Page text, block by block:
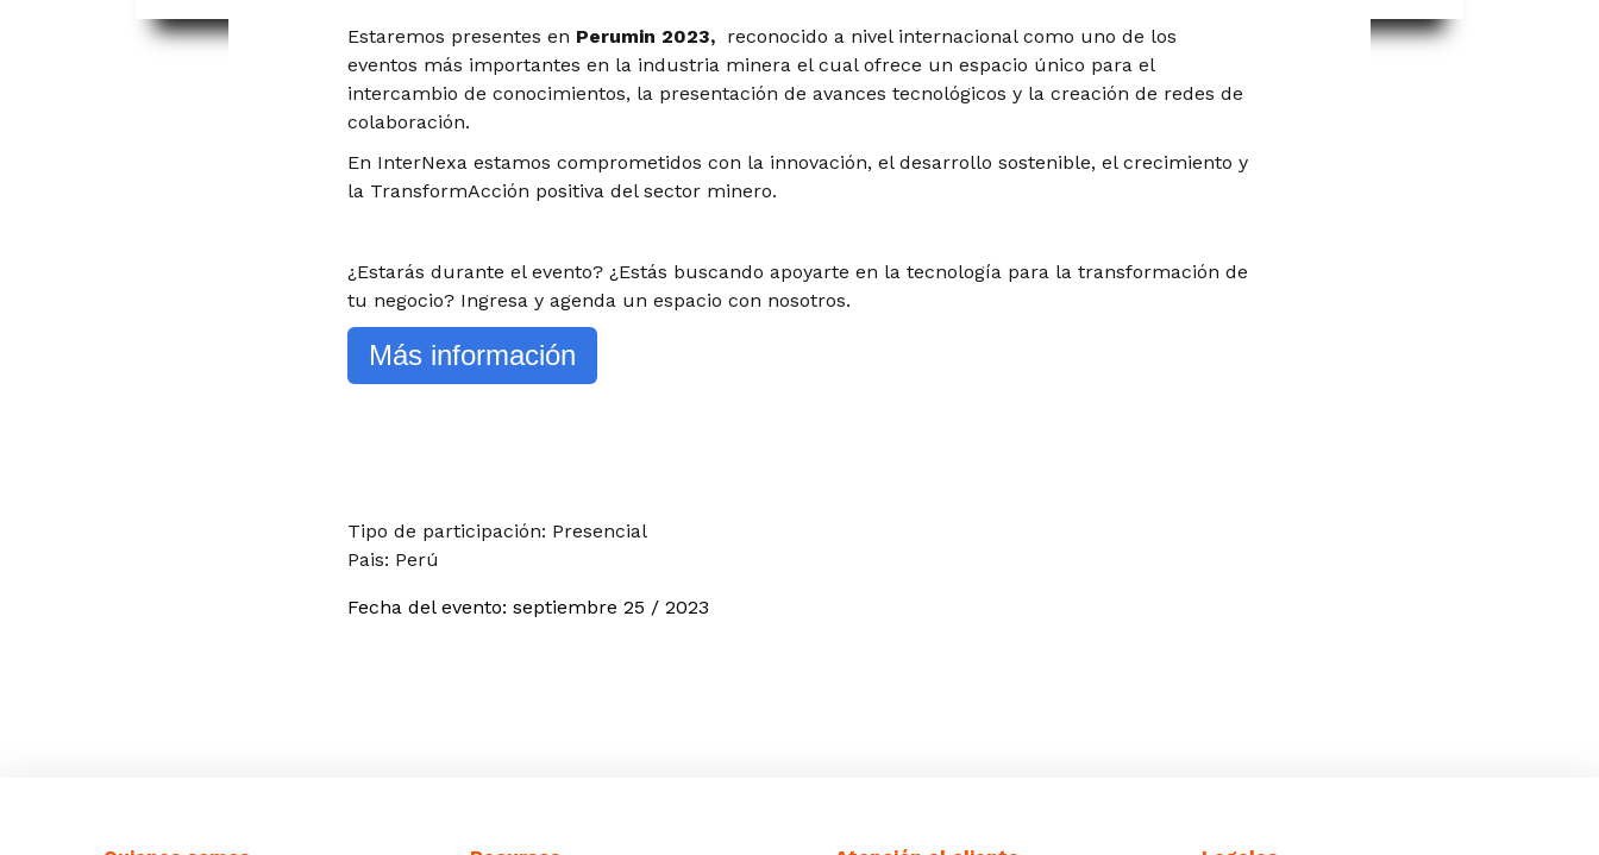
Estaremos presentes en Perumin 2023, reconocido a nivel internacional como uno de los
eventos más importantes en la industria minera el cual ofrece un espacio único para el
intercambio de conocimientos, la presentación de avances tecnológicos y la creación de redes de
colaboración.
En InterNexa estamos comprometidos con la innovación, el desarrollo sostenible, el crecimiento y
la TransformAcción positiva del sector minero.
¿Estarás durante el evento? ¿Estás buscando apoyarte en la tecnología para la transformación de
tu negocio? Ingresa y agenda un espacio con nosotros.
Más información
Tipo de participación: Presencial
Pais: Perú
Fecha del evento: septiembre 25 / 2023